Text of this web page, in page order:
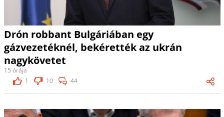
Drón robbant Bulgáriában egy
gázvezetéknél, bekérették az ukrán
nagykövetet
15 órája
1
10 44